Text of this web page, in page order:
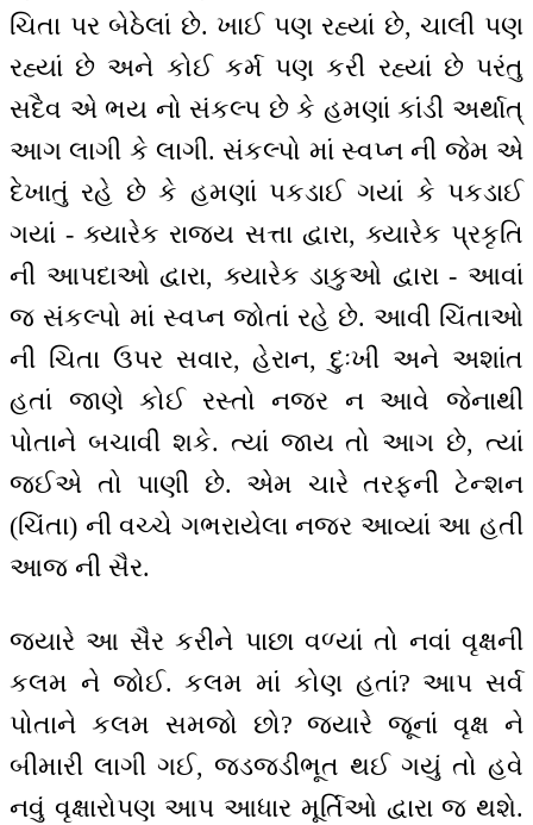
ચિતા પર બેઠેલાં છે. ખાઈ પણ રહ્યાં છે, ચાલી પણ
રહ્યાં છે અને કોઈ કર્મ પણ કરી રહ્યાં છે પરંતુ
સદૈવ એ ભય નો સંકલ્પ છે કે હમણાં કાંડી અર્થાત્
આગ લાગી કે લાગી. સંકલ્પો માં સ્વપ્ન ની જેમ એ
દેખાતું રહે છે કે હમણાં પકડાઈ ગયાં કે પકડાઈ
ગયાં - ક્યારેક રાજ્ય સત્તા દ્વારા, ક્યારેક પ્રકૃતિ
ની આપદાઓ દ્વારા, ક્યારેક ડાકુઓ દ્વારા - આવાં
જ સંકલ્પો માં સ્વપ્ન જોતાં રહે છે. આવી ચિંતાઓ
ની ચિતા ઉપર સવાર, હેરાન, દુઃખી અને અશાંત
હતાં જાણે કોઈ રસ્તો નજર ન આવે જેનાથી
પોતાને બચાવી શકે. ત્યાં જાય તો આગ છે, ત્યાં
જઈએ તો પાણી છે. એમ ચારે તરફની ટેન્શન
(ચિંતા) ની વચ્ચે ગભરાયેલા નજર આવ્યાં આ હતી
આજ ની સૈર.
જ્યારે આ સૈર કરીને પાછા વળ્યાં તો નવાં વૃક્ષની
કલમ ને જોઈ. કલમ માં કોણ હતાં? આપ સર્વ
પોતાને કલમ સમજો છો? જ્યારે જૂનાં વૃક્ષ ને
બીમારી લાગી ગઈ, જડજડીભૂત થઈ ગયું તો હવે
નવું વૃક્ષારોપણ આપ આધાર મૂર્તિઓ દ્વારા જ થશે.